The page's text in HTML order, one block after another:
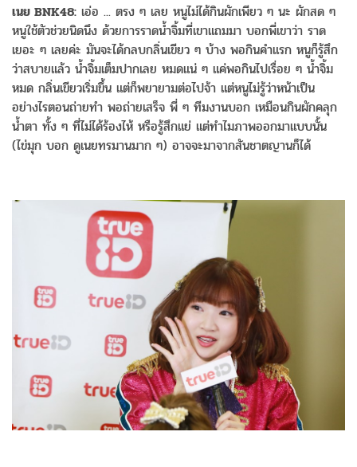
เนย BNK48: เอ่อ ... ตรง ๆ เลย หนูไม่ได้กินผักเพียว ๆ นะ ผักสด ๆ
หนูใช้ตัวช่วยนิดนึง ด้วยการราดน้ำจิ้มที่เขาแถมมา บอกพี่เขาว่า ราด
เยอะ ๆ เลยค่ะ มันจะได้กลบกลิ่นเขียว ๆ บ้าง พอกินคำแรก หนูก็รู้สึก
ว่าสบายแล้ว น้ำจิ้มเต็มปากเลย หมดแน่ ๆ แค่พอกินไปเรื่อย ๆ น้ำจิ้ม
หมด กลิ่นเขียวเริ่มขึ้น แต่ก็พยายามต่อไปจ้า แต่หนูไม่รู้ว่าหน้าเป็น
อย่างไรตอนถ่ายทำ พอถ่ายเสร็จ พี่ ๆ ทีมงานบอก เหมือนกินผักคลุก
น้ำตา ทั้ง ๆ ที่ไม่ได้ร้องไห้ หรือรู้สึกแย่ แต่ทำไมภาพออกมาแบบนั้น
(ไข่มุก บอก ดูเนยทรมานมาก ๆ) อาจจะมาจากสันชาตญานก็ได้